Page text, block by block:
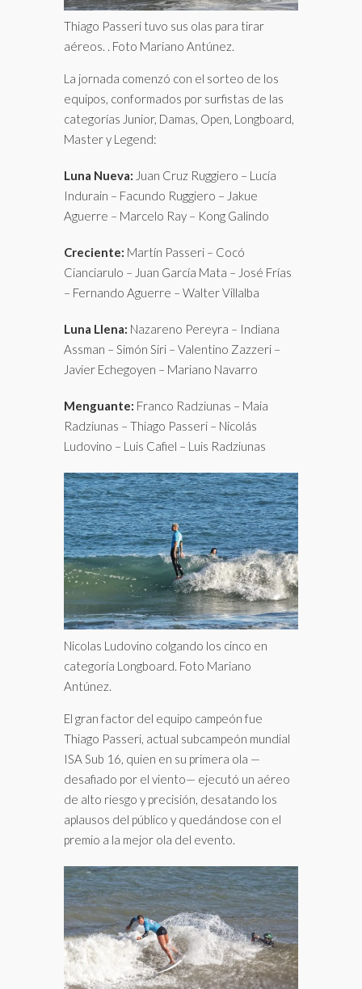
Thiago Passeri tuvo sus olas para tirar
aéreos. . Foto Mariano Antúnez.
La jornada comenzó con el sorteo de los
equipos, conformados por surfistas de las
categorías Junior, Damas, Open, Longboard,
Master y Legend:
Luna Nueva: Juan Cruz Ruggiero – Lucía
Indurain – Facundo Ruggiero – Jakue
Aguerre – Marcelo Ray – Kong Galindo
Creciente: Martín Passeri – Cocó
Cianciarulo – Juan García Mata – José Frías
– Fernando Aguerre – Walter Villalba
Luna Llena: Nazareno Pereyra – Indiana
Assman – Simón Siri – Valentino Zazzeri –
Javier Echegoyen – Mariano Navarro
Menguante: Franco Radziunas – Maia
Radziunas – Thiago Passeri – Nicolás
Ludovino – Luis Cafiel – Luis Radziunas
Nicolas Ludovino colgando los cinco en
categoría Longboard. Foto Mariano
Antúnez.
El gran factor del equipo campeón fue
Thiago Passeri, actual subcampeón mundial
ISA Sub 16, quien en su primera ola —
desafiado por el viento— ejecutó un aéreo
de alto riesgo y precisión, desatando los
aplausos del público y quedándose con el
premio a la mejor ola del evento.